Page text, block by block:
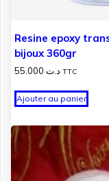
Resine epoxy
bijoux 360gr
د.ت TTC
Ajouter au panier